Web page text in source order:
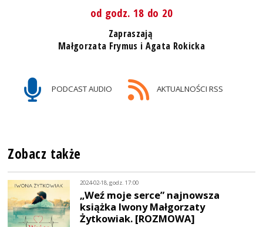
od godz. 18 do 20
Zapraszają
Małgorzata Frymus i Agata Rokicka
PODCAST AUDIO AKTUALNOŚCI RSS
Zobacz także
2024-02-18, godz. 17:00
„Weź moje serce” najnowsza
książka Iwony Małgorzaty
Żytkowiak. [ROZMOWA]